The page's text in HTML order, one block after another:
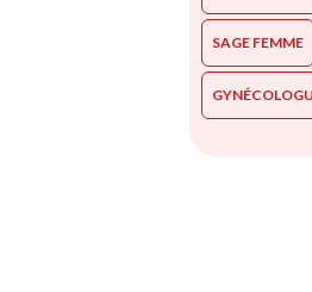
SAGE FEMME